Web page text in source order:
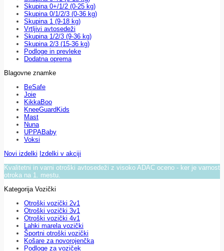
Skupina 0+/1/2 (0-25 kg)
Skupina 0/1/2/3 (0-36 kg)
Skupina 1 (9-18 kg)
Vrtljivi avtosedeži
Skupina 1/2/3 (9-36 kg)
Skupina 2/3 (15-36 kg)
Podloge in prevleke
Dodatna oprema
Blagovne znamke
BeSafe
Joie
KikkaBoo
KneeGuardKids
Mast
Nuna
UPPABaby
Voksi
Novi izdelki Izdelki v akciji
Kvalitetni in varni otroški avtosedeži z visoko ADAC oceno - ker je varnost
otroka na 1. mestu.
Kategorija Vozički
Otroški vozički 2v1
Otroški vozički 3v1
Otroški vozički 4v1
Lahki marela vozički
Športni otroški vozički
Košare za novorojenčka
Podloge za voziček